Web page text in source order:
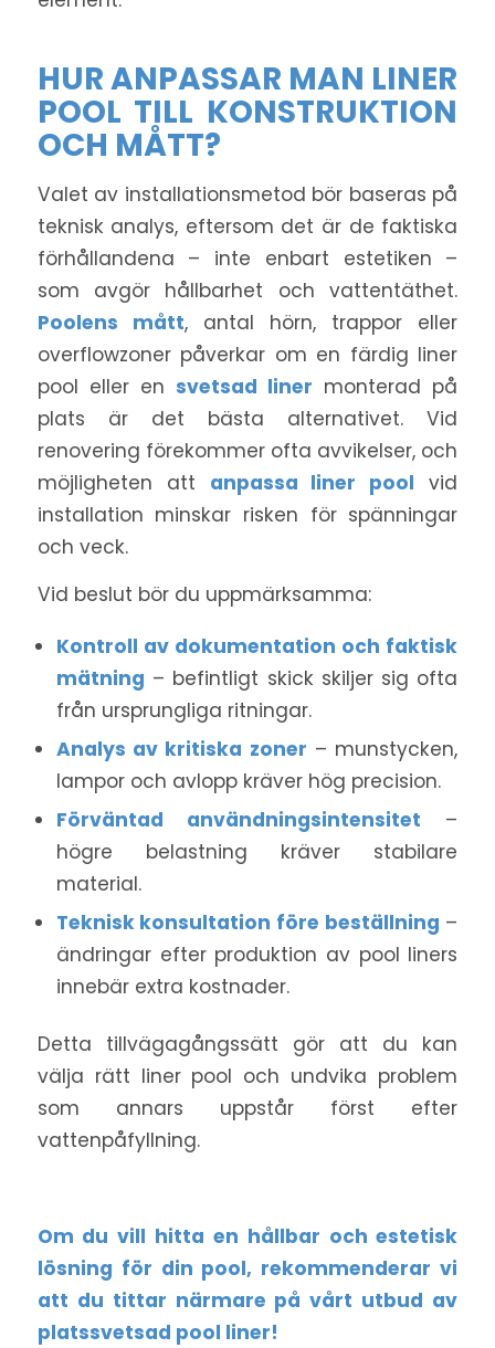
HUR ANPASSAR MAN LINER
POOL TILL KONSTRUKTION
OCH MÅTT?
Valet av installationsmetod bör baseras på
teknisk analys, eftersom det är de faktiska
förhållandena – inte enbart estetiken –
som avgör hållbarhet och vattentäthet.
Poolens mått, antal hörn, trappor eller
overflowzoner påverkar om en färdig liner
pool eller en svetsad liner monterad på
plats är det bästa alternativet. Vid
renovering förekommer ofta avvikelser, och
möjligheten att anpassa liner pool vid
installation minskar risken för spänningar
och veck.
Vid beslut bör du uppmärksamma:
Kontroll av dokumentation och faktisk
mätning – befintligt skick skiljer sig ofta
från ursprungliga ritningar.
Analys av kritiska zoner – munstycken,
lampor och avlopp kräver hög precision.
Förväntad användningsintensitet –
högre belastning kräver stabilare
material.
Teknisk konsultation före beställning –
ändringar efter produktion av pool liners
innebär extra kostnader.
Detta tillvägagångssätt gör att du kan
välja rätt liner pool och undvika problem
som annars uppstår först efter
vattenpåfyllning.
Om du vill hitta en hållbar och estetisk
lösning för din pool, rekommenderar vi
att du tittar närmare på vårt utbud av
platssvetsad pool liner!